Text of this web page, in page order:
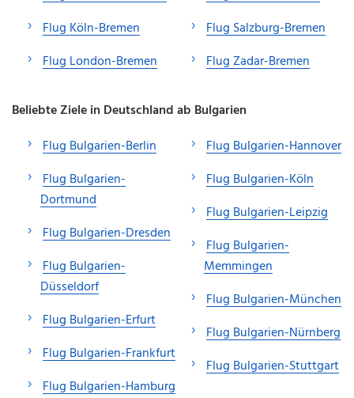
Flug Köln-Bremen
Flug London-Bremen
Flug Salzburg-Bremen
Flug Zadar-Bremen
Beliebte Ziele in Deutschland ab Bulgarien
Flug Bulgarien-Berlin
Flug Bulgarien-
Dortmund
Flug Bulgarien-Dresden
Flug Bulgarien-
Düsseldorf
Flug Bulgarien-Erfurt
Flug Bulgarien-Frankfurt
Flug Bulgarien-Hamburg
Flug Bulgarien-Hannover
Flug Bulgarien-Köln
Flug Bulgarien-Leipzig
Flug Bulgarien-
Memmingen
Flug Bulgarien-München
Flug Bulgarien-Nürnberg
Flug Bulgarien-Stuttgart